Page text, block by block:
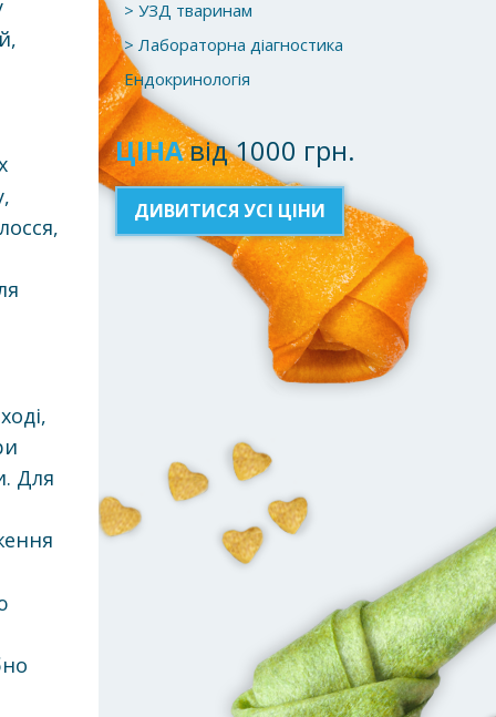
Для
> УЗД тваринам
> Лабораторна діагностика
Ендокринологія
ЦІНАвід 1000 грн.
ДИВИТИСЯ УСІ ЦІНИ